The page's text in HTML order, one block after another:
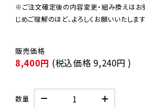
※ご注文確定後の内容変更・組み換えはお
じめご理解のほど、よろしくお願いいたします
8,400円 (税込価格 9,240円 )
数量